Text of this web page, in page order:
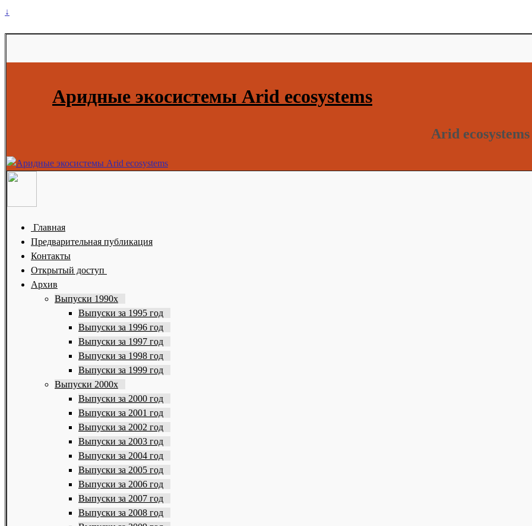
↓
Аридные экосистемы Arid ecosystems
Arid ecosystems
Главная
Предварительная публикация
Контакты
Открытый доступ
Архив
Выпуски 1990х
Выпуски за 1995 год
Выпуски за 1996 год
Выпуски за 1997 год
Выпуски за 1998 год
Выпуски за 1999 год
Выпуски 2000х
Выпуски за 2000 год
Выпуски за 2001 год
Выпуски за 2002 год
Выпуски за 2003 год
Выпуски за 2004 год
Выпуски за 2005 год
Выпуски за 2006 год
Выпуски за 2007 год
Выпуски за 2008 год